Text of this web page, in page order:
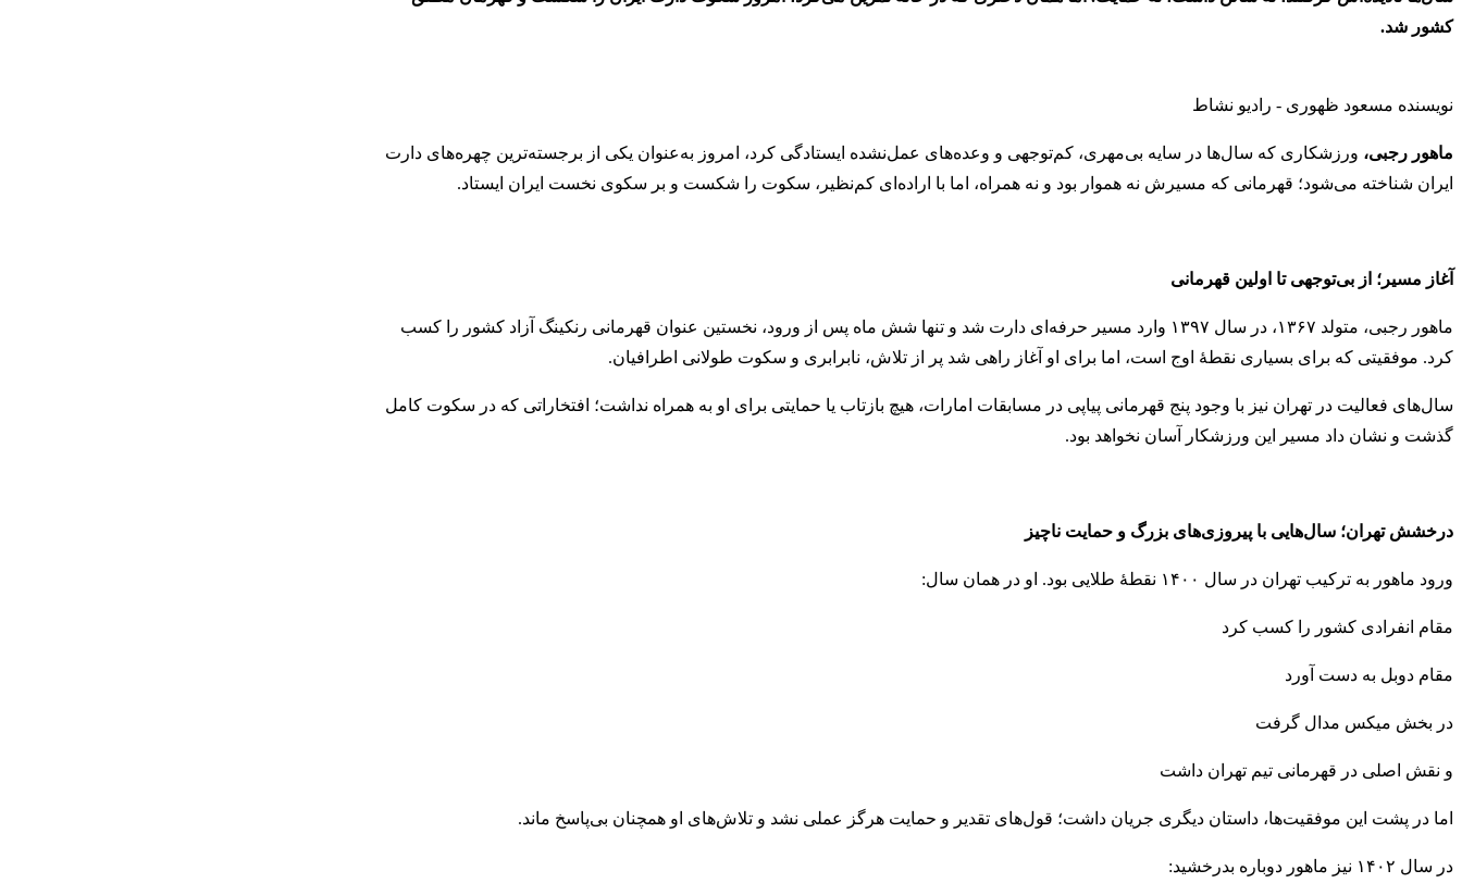
کشور شد.
نویسنده مسعود ظهوری - رادیو نشاط
ماهور رجبی، ورزشکاری که سال‌ها در سایه بی‌مهری، کم‌توجهی و وعده‌های عمل‌نشده ایستادگی کرد، امروز به‌عنوان یکی از برجسته‌ترین چهره‌های دارت
ایران شناخته می‌شود؛ قهرمانی که مسیرش نه هموار بود و نه همراه، اما با اراده‌ای کم‌نظیر، سکوت را شکست و بر سکوی نخست ایران ایستاد.
آغاز مسیر؛ از بی‌توجهی تا اولین قهرمانی
ماهور رجبی، متولد ۱۳۶۷، در سال ۱۳۹۷ وارد مسیر حرفه‌ای دارت شد و تنها شش ماه پس از ورود، نخستین عنوان قهرمانی رنکینگ آزاد کشور را کسب
کرد. موفقیتی که برای بسیاری نقطۀ اوج است، اما برای او آغاز راهی شد پر از تلاش، نابرابری و سکوت طولانی اطرافیان.
سال‌های فعالیت در تهران نیز با وجود پنج قهرمانی پیاپی در مسابقات امارات، هیچ بازتاب یا حمایتی برای او به همراه نداشت؛ افتخاراتی که در سکوت کامل
گذشت و نشان داد مسیر این ورزشکار آسان نخواهد بود.
درخشش تهران؛ سال‌هایی با پیروزی‌های بزرگ و حمایت ناچیز
ورود ماهور به ترکیب تهران در سال ۱۴۰۰ نقطۀ طلایی بود. او در همان سال:
مقام انفرادی کشور را کسب کرد
مقام دوبل به دست آورد
در بخش میکس مدال گرفت
و نقش اصلی در قهرمانی تیم تهران داشت
اما در پشت این موفقیت‌ها، داستان دیگری جریان داشت؛ قول‌های تقدیر و حمایت هرگز عملی نشد و تلاش‌های او همچنان بی‌پاسخ ماند.
در سال ۱۴۰۲ نیز ماهور دوباره بدرخشید: